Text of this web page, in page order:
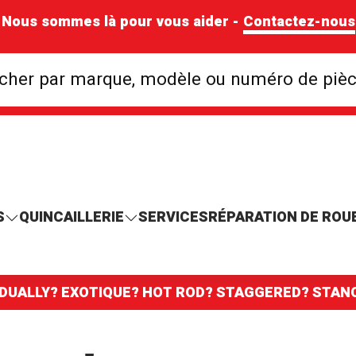
Nous sommes là pour vous aider - Contactez-nous
par marque, modèle ou numéro de
Rechercher par
QUINCAILLERIE SERVICESRÉPARATION DE
EXOTIQUE? HOT ROD? STAGGERED?